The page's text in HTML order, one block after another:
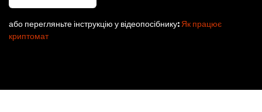
або перегляньте інструкцію у відеопосібнику: Як працює
криптомат